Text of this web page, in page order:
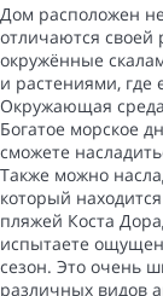
Дом расположен
отличаются
окружённые
и растениями, где
Окружающая
Богатое морское
сможете
Также можно
который
пляжей Коста
испытаете
сезон. Это очень
различных видов